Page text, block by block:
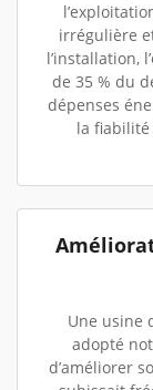
irrégulière
l’installation,
de 35 % du
dépenses
la fiabilité
Une usine
adopté
d’améliorer